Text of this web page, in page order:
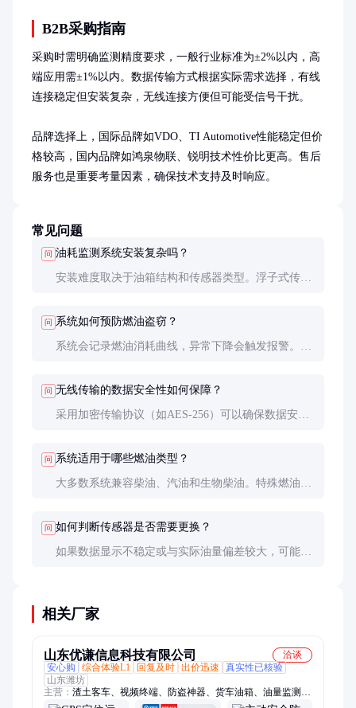
B2B采购指南
采购时需明确监测精度要求，一般行业标准为±2%以内，高
端应用需±1%以内。数据传输方式根据实际需求选择，有线
连接稳定但安装复杂，无线连接方便但可能受信号干扰。
品牌选择上，国际品牌如VDO、TI Automotive性能稳定但价
格较高，国内品牌如鸿泉物联、锐明技术性价比更高。售后
服务也是重要考量因素，确保技术支持及时响应。
常见问题
问 油耗监测系统安装复杂吗？
安装难度取决于油箱结构和传感器类型。浮子式传感
问 系统如何预防燃油盗窃？
系统会记录燃油消耗曲线，异常下降会触发报警。部
问 无线传输的数据安全性如何保障？
采用加密传输协议（如AES-256）可以确保数据安
问 系统适用于哪些燃油类型？
大多数系统兼容柴油、汽油和生物柴油。特殊燃油
问 如何判断传感器是否需要更换？
如果数据显示不稳定或与实际油量偏差较大，可能是
相关厂家
山东优谦信息科技有限公司
洽谈
安心购
综合体验L1 回复及时 出价迅速
真实性已核验
山东潍坊
主营： 渣土客车、视频终端、防盗神器、货车油箱、油量监测、